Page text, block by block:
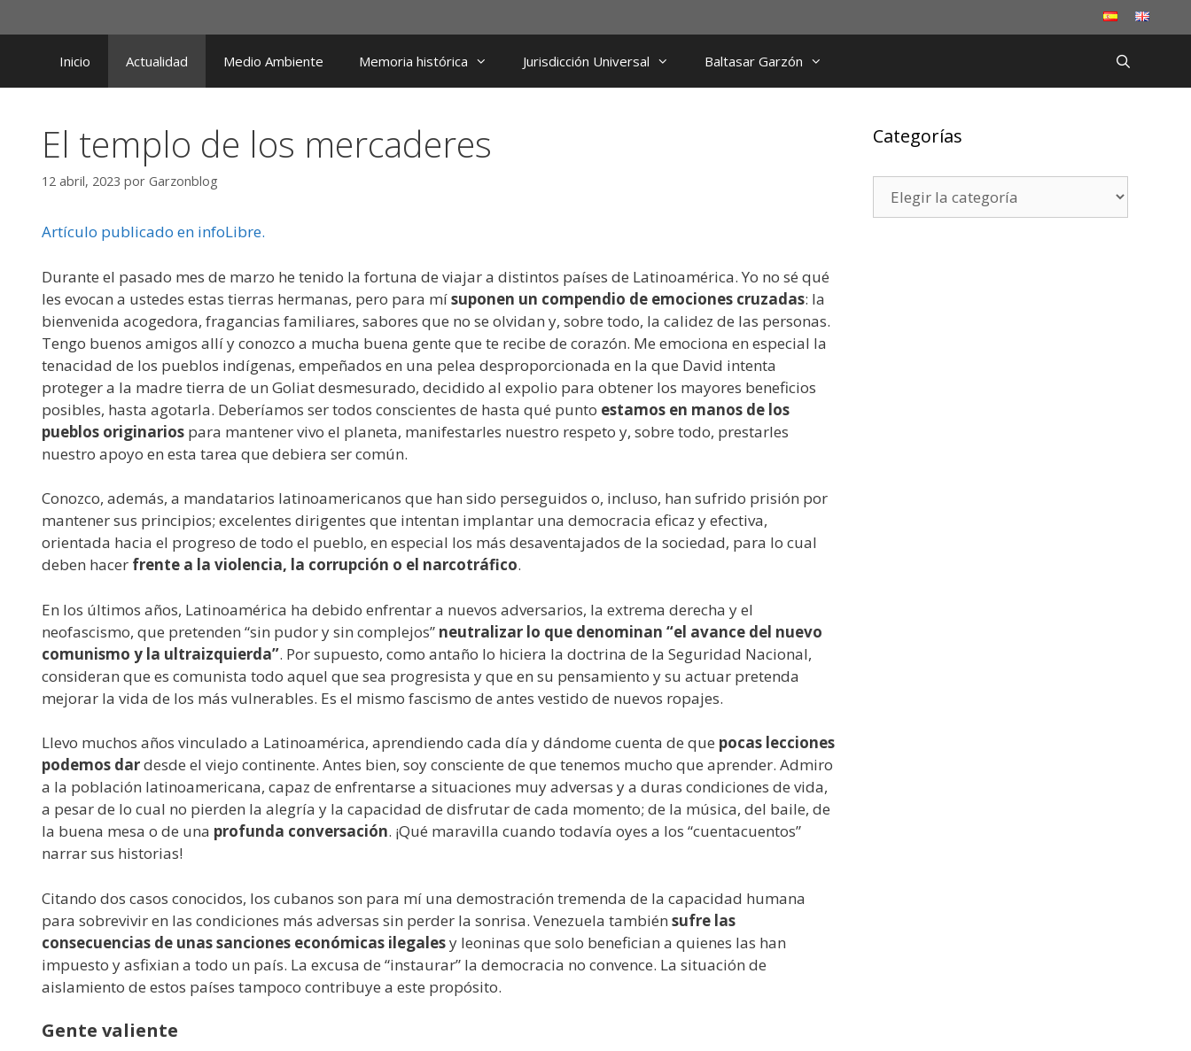
al
contenidoInicio Actualidad Medio Ambiente Memoria histórica Jurisdicción Universal Baltasar Garzón
El templo de los mercaderes
12 abril, 2023 por Garzonblog
Artículo publicado en infoLibre.
Durante el pasado mes de marzo he tenido la fortuna de viajar a distintos países de Latinoamérica. Yo no sé qué
les evocan a ustedes estas tierras hermanas, pero para mísuponen un compendio de emociones cruzadas: la
bienvenida acogedora, fragancias familiares, sabores que no se olvidan y, sobre todo, la calidez de las personas.
Tengo buenos amigos allí y conozco a mucha buena gente que te recibe de corazón. Me emociona en especial la
tenacidad de los pueblos indígenas, empeñados en una pelea desproporcionada en la que David intenta
proteger a la madre tierra de un Goliat desmesurado, decidido al expolio para obtener los mayores beneficios
posibles, hasta agotarla. Deberíamos ser todos conscientes de hasta qué punto estamos en manos de los
pueblos originarios para mantener vivo el planeta, manifestarles nuestro respeto y, sobre todo, prestarles
nuestro apoyo en esta tarea que debiera ser común.
Conozco, además, a mandatarios latinoamericanos que han sido perseguidos o, incluso, han sufrido prisión por
mantener sus principios; excelentes dirigentes que intentan implantar una democracia eficaz y efectiva,
orientada hacia el progreso de todo el pueblo, en especial los más desaventajados de la sociedad, para lo cual
deben hacer frente a la violencia, la corrupción o el narcotráfico.
En los últimos años, Latinoamérica ha debido enfrentar a nuevos adversarios, la extrema derecha y el
neofascismo, que pretenden “sin pudor y sin complejos” neutralizar lo que denominan “el avance del nuevo
comunismo y la ultraizquierda”. Por supuesto, como antaño lo hiciera la doctrina de la Seguridad Nacional,
consideran que es comunista todo aquel que sea progresista y que en su pensamiento y su actuar pretenda
mejorar la vida de los más vulnerables. Es el mismo fascismo de antes vestido de nuevos ropajes.
Llevo muchos años vinculado a Latinoamérica, aprendiendo cada día y dándome cuenta de que pocas lecciones
podemos dardesde el viejo continente. Antes bien, soy consciente de que tenemos mucho que aprender. Admiro
a la población latinoamericana, capaz de enfrentarse a situaciones muy adversas y a duras condiciones de vida,
a pesar de lo cual no pierden la alegría y la capacidad de disfrutar de cada momento; de la música, del baile, de
la buena mesa o de una profunda conversación. ¡Qué maravilla cuando todavía oyes a los “cuentacuentos”
narrar sus historias!
Citando dos casos conocidos, los cubanos son para mí una demostración tremenda de la capacidad humana
para sobrevivir en las condiciones más adversas sin perder la sonrisa. Venezuela también sufre las
consecuencias de unas sanciones económicas ilegalesy leoninas que solo benefician a quienes las han
impuesto y asfixian a todo un país. La excusa de “instaurar” la democracia no convence. La situación de
aislamiento de estos países tampoco contribuye a este propósito.
Gente valiente
Categorías